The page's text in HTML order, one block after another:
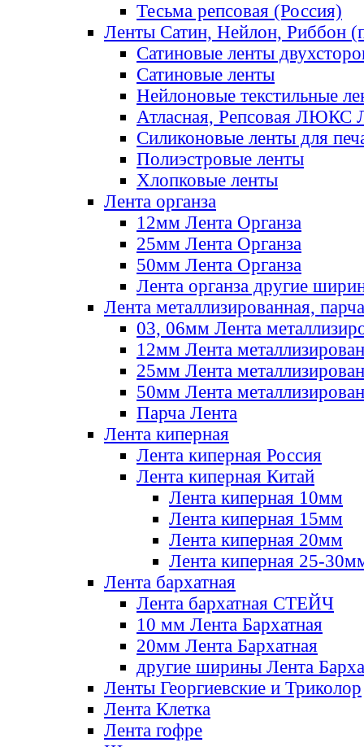
Тесьма репсовая (Россия)
Ленты Сатин, Нейлон, Риббон
Сатиновые ленты
Сатиновые ленты
Нейлоновые текстильные
Атласная, Репсовая ЛЮКС
Силиконовые ленты для
Полиэстровые ленты
Хлопковые ленты
Лента органза
12мм Лента Органза
25мм Лента Органза
50мм Лента Органза
Лента органза другие
Лента металлизированная, парча
03, 06мм Лента
12мм Лента
25мм Лента
50мм Лента
Парча Лента
Лента киперная
Лента киперная Россия
Лента киперная Китай
Лента киперная 10мм
Лента киперная 15мм
Лента киперная 20мм
Лента киперная 25-
Лента бархатная
Лента бархатная СТЕЙЧ
10 мм Лента Бархатная
20мм Лента Бархатная
другие ширины Лента
Ленты Георгиевские и Триколор
Лента Клетка
Лента гофре